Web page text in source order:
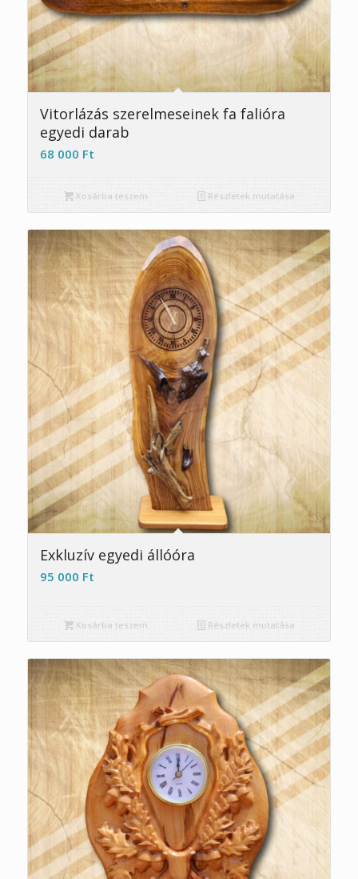
Vitorlázás szerelmeseinek fa falióra
egyedi darab
68 000 Ft
Kosárba teszem Részletek mutatása
Exkluzív egyedi állóóra
95 000 Ft
Kosárba teszem Részletek mutatása